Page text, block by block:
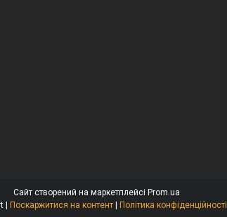
Сайт створений на маркетплейсі Prom.ua
Поскаржитися на контент Політика конфіденційності